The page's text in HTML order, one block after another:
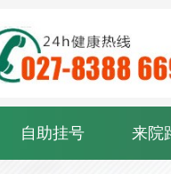
自助挂号 来院